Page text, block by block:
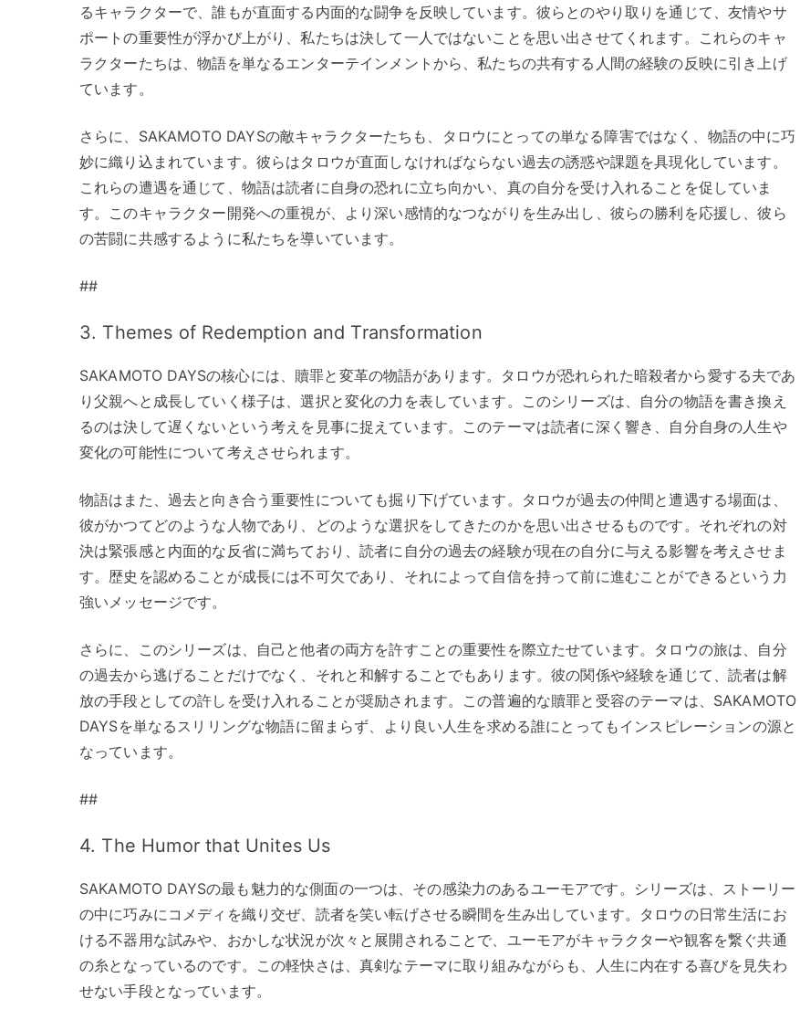
るキャラクターで、誰もが直面する内面的な闘争を反映しています。彼らとのやり取りを通じて、友情やサ
ポートの重要性が浮かび上がり、私たちは決して一人ではないことを思い出させてくれます。これらのキャ
ラクターたちは、物語を単なるエンターテインメントから、私たちの共有する人間の経験の反映に引き上げ
ています。
さらに、SAKAMOTO DAYSの敵キャラクターたちも、タロウにとっての単なる障害ではなく、物語の中に巧
妙に織り込まれています。彼らはタロウが直面しなければならない過去の誘惑や課題を具現化しています。
これらの遭遇を通じて、物語は読者に自身の恐れに立ち向かい、真の自分を受け入れることを促していま
す。このキャラクター開発への重視が、より深い感情的なつながりを生み出し、彼らの勝利を応援し、彼ら
の苦闘に共感するように私たちを導いています。
##
3. Themes of Redemption and Transformation
SAKAMOTO DAYSの核心には、贖罪と変革の物語があります。タロウが恐れられた暗殺者から愛する夫であ
り父親へと成長していく様子は、選択と変化の力を表しています。このシリーズは、自分の物語を書き換え
るのは決して遅くないという考えを見事に捉えています。このテーマは読者に深く響き、自分自身の人生や
変化の可能性について考えさせられます。
物語はまた、過去と向き合う重要性についても掘り下げています。タロウが過去の仲間と遭遇する場面は、
彼がかつてどのような人物であり、どのような選択をしてきたのかを思い出させるものです。それぞれの対
決は緊張感と内面的な反省に満ちており、読者に自分の過去の経験が現在の自分に与える影響を考えさせま
す。歴史を認めることが成長には不可欠であり、それによって自信を持って前に進むことができるという力
強いメッセージです。
さらに、このシリーズは、自己と他者の両方を許すことの重要性を際立たせています。タロウの旅は、自分
の過去から逃げることだけでなく、それと和解することでもあります。彼の関係や経験を通じて、読者は解
放の手段としての許しを受け入れることが奨励されます。この普遍的な贖罪と受容のテーマは、SAKAMOTO
DAYSを単なるスリリングな物語に留まらず、より良い人生を求める誰にとってもインスピレーションの源と
なっています。
##
4. The Humor that Unites Us
SAKAMOTO DAYSの最も魅力的な側面の一つは、その感染力のあるユーモアです。シリーズは、ストーリー
の中に巧みにコメディを織り交ぜ、読者を笑い転げさせる瞬間を生み出しています。タロウの日常生活にお
ける不器用な試みや、おかしな状況が次々と展開されることで、ユーモアがキャラクターや観客を繋ぐ共通
の糸となっているのです。この軽快さは、真剣なテーマに取り組みながらも、人生に内在する喜びを見失わ
せない手段となっています。